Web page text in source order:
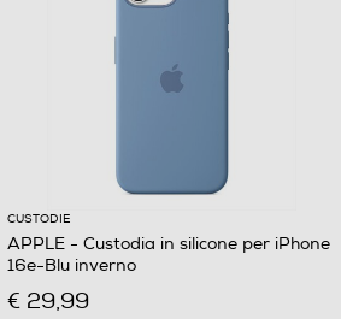
CUSTODIE
APPLE - Custodia in silicone per iPhone
16e-Blu inverno
€ 29,99